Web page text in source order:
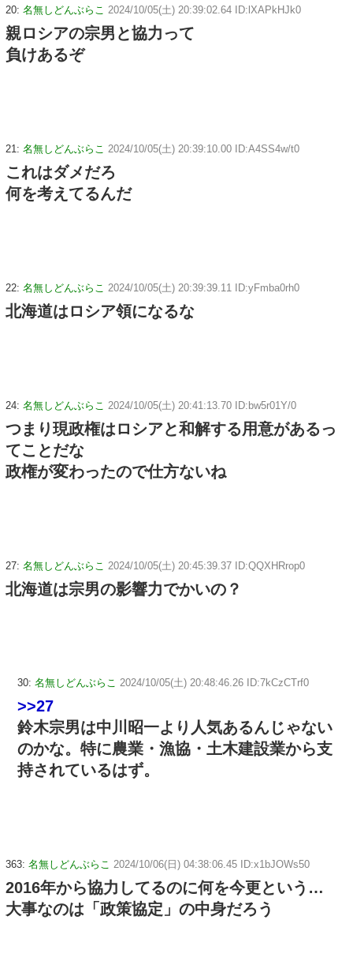
20: 名無しどんぶらこ 2024/10/05(土) 20:39:02.64 ID:lXAPkHJk0
親ロシアの宗男と協力って
負けあるぞ
21: 名無しどんぶらこ 2024/10/05(土) 20:39:10.00 ID:A4SS4w/t0
これはダメだろ
何を考えてるんだ
22: 名無しどんぶらこ 2024/10/05(土) 20:39:39.11 ID:yFmba0rh0
北海道はロシア領になるな
24: 名無しどんぶらこ 2024/10/05(土) 20:41:13.70 ID:bw5r01Y/0
つまり現政権はロシアと和解する用意があるっ
てことだな
政権が変わったので仕方ないね
27: 名無しどんぶらこ 2024/10/05(土) 20:45:39.37 ID:QQXHRrop0
北海道は宗男の影響力でかいの？
30: 名無しどんぶらこ 2024/10/05(土) 20:48:46.26 ID:7kCzCTrf0
>>27
鈴木宗男は中川昭一より人気あるんじゃない
のかな。特に農業・漁協・土木建設業から支
持されているはず。
363: 名無しどんぶらこ 2024/10/06(日) 04:38:06.45 ID:x1bJOWs50
2016年から協力してるのに何を今更という…
大事なのは「政策協定」の中身だろう